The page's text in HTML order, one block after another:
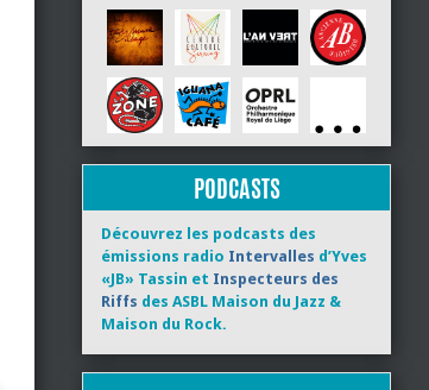
PODCASTS
Découvrez les podcasts des
émissions radio Intervalles d’Yves
«JB» Tassin et Inspecteurs des
Riffs des ASBL Maison du Jazz &
Maison du Rock.